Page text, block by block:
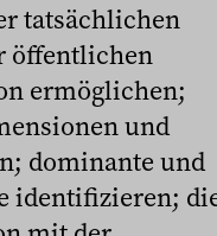
tatsächlichen
öffentlichen
ermöglichen;
und
dominante und
identifizieren;